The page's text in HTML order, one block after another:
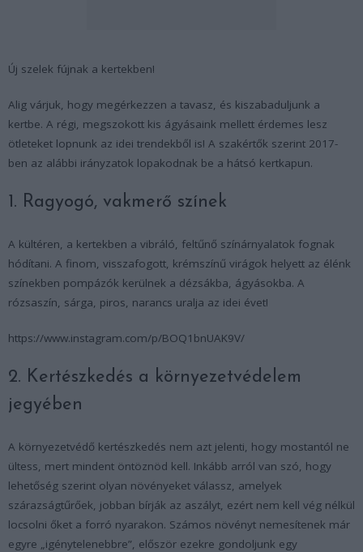
Új szelek fújnak a kertekben!
Alig várjuk, hogy megérkezzen a tavasz, és kiszabaduljunk a
kertbe. A régi, megszokott kis ágyásaink mellett érdemes lesz
ötleteket lopnunk az idei trendekből is! A szakértők szerint 2017-
ben az alábbi irányzatok lopakodnak be a hátsó kertkapun.
1. Ragyogó, vakmerő színek
A kültéren, a kertekben a vibráló, feltűnő színárnyalatok fognak
hódítani. A finom, visszafogott, krémszínű virágok helyett az élénk
színekben pompázók kerülnek a dézsákba, ágyásokba. A
rózsaszín, sárga, piros, narancs uralja az idei évet!
https://www.instagram.com/p/BOQ1bnUAK9V/
2. Kertészkedés a környezetvédelem
jegyében
A környezetvédő kertészkedés nem azt jelenti, hogy mostantól ne
ültess, mert mindent öntöznöd kell. Inkább arról van szó, hogy
lehetőség szerint olyan növényeket válassz, amelyek
szárazságtűrőek, jobban bírják az aszályt, ezért nem kell vég nélkül
locsolni őket a forró nyarakon. Számos növényt nemesítenek már
egyre „igénytelenebbre”, először ezekre gondoljunk egy